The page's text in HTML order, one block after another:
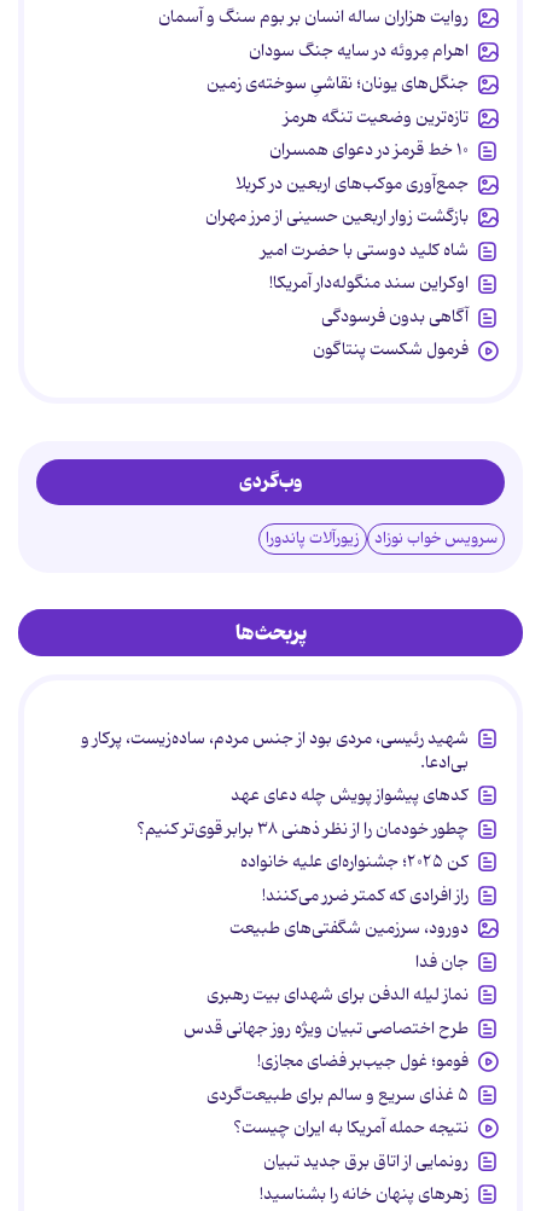
روایت هزاران ساله انسان بر بوم سنگ و آسمان
اهرام مِروئه در سایه جنگ سودان
جنگل‌های یونان؛ نقاشیِ سوخته‌ی زمین
تازه‌ترین وضعیت تنگه هرمز
۱۰ خط قرمز در دعوای همسران
جمع‌آوری موکب‌های اربعین در کربلا
بازگشت زوار اربعین حسینی از مرز مهران
شاه کلید دوستی با حضرت امیر
اوکراین سند منگوله‌دار آمریکا!
آگاهی بدون فرسودگی
فرمول شکست پنتاگون
وب‌گردی
سرویس خواب نوزاد زیورآلات پاندورا
پربحث‌ها
شهید رئیسی، مردی بود از جنس مردم، ساده‌زیست، پرکار و
بی‌ادعا.
کدهای پیشواز پویش چله دعای عهد
چطور خودمان را از نظر ذهنی ۳۸ برابر قوی‌تر کنیم؟
کن ۲۰۲۵؛ جشنواره‌ای علیه خانواده
راز افرادی که کمتر ضرر می‌کنند!
دورود، سرزمین شگفتی‌های طبیعت
جان فدا
نماز لیله الدفن برای شهدای بیت رهبری
طرح اختصاصی تبیان ویژه روز جهانی قدس
فومو؛ غول جیب‌بر فضای مجازی!
۵ غذای سریع و سالم برای طبیعت‌گردی
نتیجه حمله آمریکا به ایران چیست؟
رونمایی از اتاق برق جدید تبیان
زهرهای پنهان خانه را بشناسید!